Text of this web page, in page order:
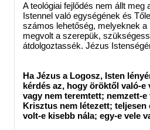
A teológiai fejlődés nem állt meg
Istennel való egységének és
számos lehetőség, melyeknek
megvolt a szerepük,
átdolgoztassék. Jézus
Ha Jézus a Logosz, Isten
kérdés az, hogy öröktől való-
vagy nem teremtett; nemzett-
Krisztus nem létezett; teljesen
volt-e kisebb nála; egy-e vele